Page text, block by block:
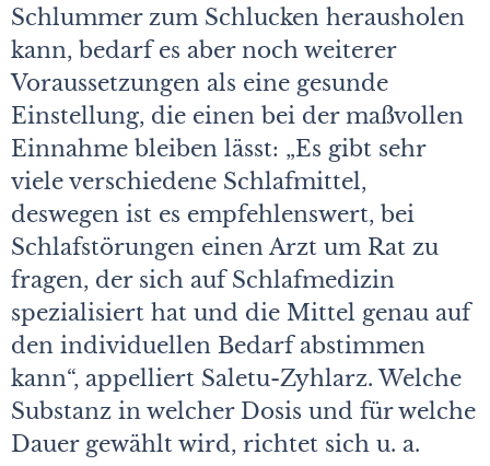
Schlummer zum Schlucken herausholen
kann, bedarf es aber noch weiterer
Voraussetzungen als eine gesunde
Einstellung, die einen bei der maßvollen
Einnahme bleiben lässt: „Es gibt sehr
viele verschiedene Schlafmittel,
deswegen ist es empfehlenswert, bei
Schlafstörungen einen Arzt um Rat zu
fragen, der sich auf Schlafmedizin
spezialisiert hat und die Mittel genau auf
den individuellen Bedarf abstimmen
kann“, appelliert Saletu-Zyhlarz. Welche
Substanz in welcher Dosis und für welche
Dauer gewählt wird, richtet sich u. a.